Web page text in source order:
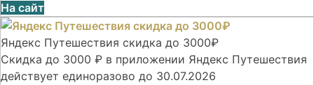
На сайт
Яндекс Путешествия скидка до 3000₽
Скидка до 3000 ₽ в приложении Яндекс Путешествия
действует единоразово до 30.07.2026